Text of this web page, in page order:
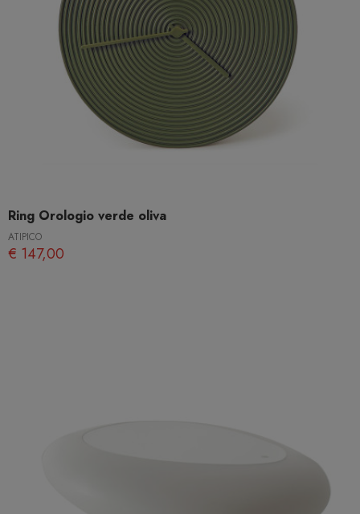
Ring Orologio verde oliva
ATIPICO
€ 147,00